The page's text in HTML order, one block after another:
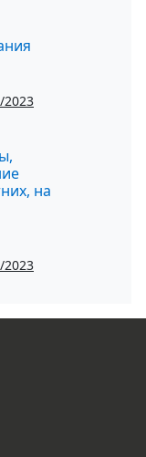
на